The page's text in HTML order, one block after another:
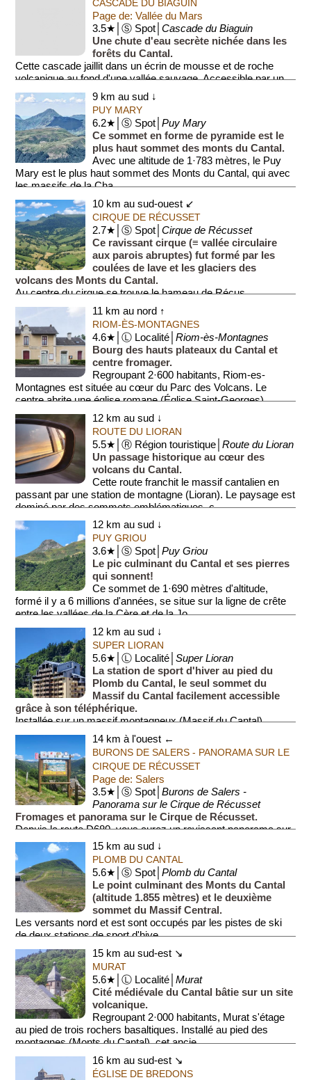
CASCADE DU BIAGUIN
Page de: Vallée du Mars
3.5★│Ⓢ Spot│Cascade du Biaguin
Une chute d'eau secrète nichée dans les
forêts du Cantal.
Cette cascade jaillit dans un écrin de mousse et de roche
volcanique au fond d'une vallée sauvage. Accessible par un
sentier boisé, elle ...9 km au sud ↓
PUY MARY
6.2★│Ⓢ Spot│Puy Mary
Ce sommet en forme de pyramide est le
plus haut sommet des monts du Cantal.
Avec une altitude de 1·783 mètres, le Puy
Mary est le plus haut sommet des Monts du Cantal, qui avec
les massifs de la Cha...
10 km au sud-ouest ↙
CIRQUE DE RÉCUSSET
2.7★│Ⓢ Spot│Cirque de Récusset
Ce ravissant cirque (≡ vallée circulaire
aux parois abruptes) fut formé par les
coulées de lave et les glaciers des
volcans des Monts du Cantal.
Au centre du cirque se trouve le hameau de Récus...
11 km au nord ↑
RIOM-ÈS-MONTAGNES
4.6★│Ⓛ Localité│Riom-ès-Montagnes
Bourg des hauts plateaux du Cantal et
centre fromager.
Regroupant 2·600 habitants, Riom-es-
Montagnes est située au cœur du Parc des Volcans. Le
centre abrite une église romane (Église Saint-Georges)...
12 km au sud ↓
ROUTE DU LIORAN
5.5★│Ⓡ Région touristique│Route du Lioran
Un passage historique au cœur des
volcans du Cantal.
Cette route franchit le massif cantalien en
passant par une station de montagne (Lioran). Le paysage est
dominé par des sommets emblématiques, c...
12 km au sud ↓
PUY GRIOU
3.6★│Ⓢ Spot│Puy Griou
Le pic culminant du Cantal et ses pierres
qui sonnent!
Ce sommet de 1·690 mètres d'altitude,
formé il y a 6 millions d'années, se situe sur la ligne de crête
entre les vallées de la Cère et de la Jo...
12 km au sud ↓
SUPER LIORAN
5.6★│Ⓛ Localité│Super Lioran
La station de sport d'hiver au pied du
Plomb du Cantal, le seul sommet du
Massif du Cantal facilement accessible
grâce à son téléphérique.
Installée sur un massif montagneux (Massif du Cantal),...
14 km à l'ouest ←
BURONS DE SALERS - PANORAMA SUR LE
CIRQUE DE RÉCUSSET
Page de: Salers
3.5★│Ⓢ Spot│Burons de Salers -
Panorama sur le Cirque de Récusset
Fromages et panorama sur le Cirque de Récusset.
Depuis la route D680, vous aurez un ravissant panorama sur
le le Cirque de Récusset, la partie amont d'une vallée
encaissée bordée de volcans (voir é...
15 km au sud ↓
PLOMB DU CANTAL
5.6★│Ⓢ Spot│Plomb du Cantal
Le point culminant des Monts du Cantal
(altitude 1.855 mètres) et le deuxième
sommet du Massif Central.
Les versants nord et est sont occupés par les pistes de ski
de deux stations de sport d'hive...
15 km au sud-est ↘
MURAT
5.6★│Ⓛ Localité│Murat
Cité médiévale du Cantal bâtie sur un site
volcanique.
Regroupant 2·000 habitants, Murat s'étage
au pied de trois rochers basaltiques. Installé au pied des
montagnes (Monts du Cantal), cet ancie...
16 km au sud-est ↘
ÉGLISE DE BREDONS